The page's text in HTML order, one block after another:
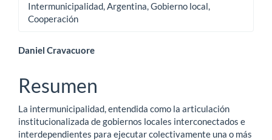
Intermunicipalidad, Argentina, Gobierno local,
Cooperación
Contenido
principal
del
artículo
Daniel Cravacuore
Resumen
La intermunicipalidad, entendida como la articulación
institucionalizada de gobiernos locales interconectados e
interdependientes para ejecutar colectivamente una o más